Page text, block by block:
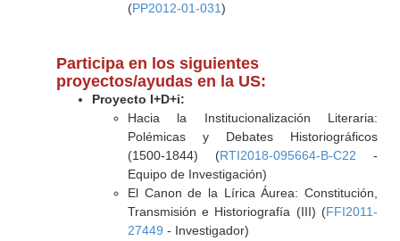
(PP2012-01-031)
Participa en los siguientes
proyectos/ayudas en la US:
Proyecto I+D+i:
Hacia la Institucionalización Literaria:
Polémicas y Debates Historiográficos
(1500-1844) (RTI2018-095664-B-C22 -
Equipo de Investigación)
El Canon de la Lírica Áurea: Constitución,
Transmisión e Historiografía (III) (FFI2011-
27449 - Investigador)